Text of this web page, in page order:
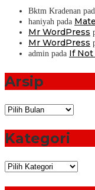
Bktm Kradenan
haniyah pada
Mr WordPress
Mr WordPress
admin pada If Not
Arsip
Arsip
Kategori
Kategori